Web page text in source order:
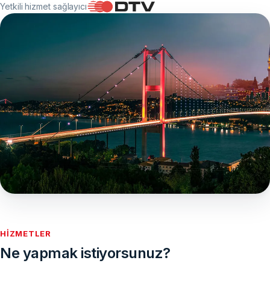
Yetkili hizmet sağlayıcı
edilir
Vize kararı yalnızca Büyükelçilik veya Konsolosluk
tarafından verilir. Sefa Visa başvurunuzu kaydeder ve ilgili
HIZMETLER
Ne yapmak istiyorsunuz?